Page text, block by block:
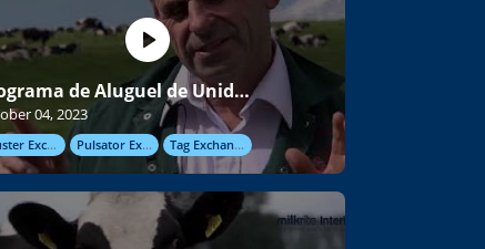
Programa de Aluguel de Unidades de Ordenha
04, 2023
Cluster Exchange Pulsator Exchange Tag Exchange